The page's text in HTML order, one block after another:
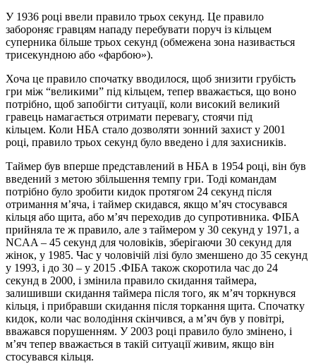
У 1936 році ввели правило трьох секунд. Це правило
забороняє гравцям нападу перебувати поруч із кільцем
суперника більше трьох секунд (обмежена зона називається
трисекундною або «фарбою»).
Хоча це правило спочатку вводилося, щоб знизити грубість
гри між “великими” під кільцем, тепер вважається, що воно
потрібно, щоб запобігти ситуації, коли високий великий
гравець намагається отримати перевагу, стоячи під
кільцем. Коли НБА стало дозволяти зонний захист у 2001
році, правило трьох секунд було введено і для захисників.
Таймер був вперше представлений в НБА в 1954 році, він був
введений з метою збільшення темпу гри. Тоді командам
потрібно було зробити кидок протягом 24 секунд після
отримання м’яча, і таймер скидався, якщо м’яч стосувався
кільця або щита, або м’яч переходив до супротивника. ФІБА
прийняла те ж правило, але з таймером у 30 секунд у 1971, а
NCAA – 45 секунд для чоловіків, зберігаючи 30 секунд для
жінок, у 1985. Час у чоловічій лізі було зменшено до 35 секунд
у 1993, і до 30 – у 2015 .ФІБА також скоротила час до 24
секунд в 2000, і змінила правило скидання таймера,
залишивши скидання таймера після того, як м’яч торкнувся
кільця, і прибравши скидання після торкання щита. Спочатку
кидок, коли час володіння скінчився, а м’яч був у повітрі,
вважався порушенням. У 2003 році правило було змінено, і
м’яч тепер вважається в такій ситуації живим, якщо він
стосувався кільця.